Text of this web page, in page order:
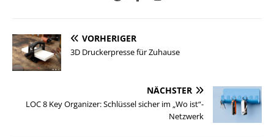
VORHERIGER
3D Druckerpresse für Zuhause
NÄCHSTER
LOC 8 Key Organizer: Schlüssel sicher im „Wo ist“-
Netzwerk